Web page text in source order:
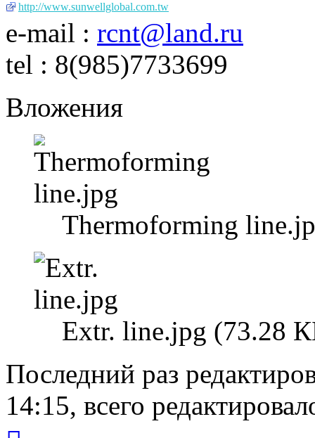
http://www.sunwellglobal.com.tw
e-mail : rcnt@land.ru
tel : 8(985)7733699
Вложения
Thermoforming
Extr. line.jpg (73.28
Последний раз
14:15, всего